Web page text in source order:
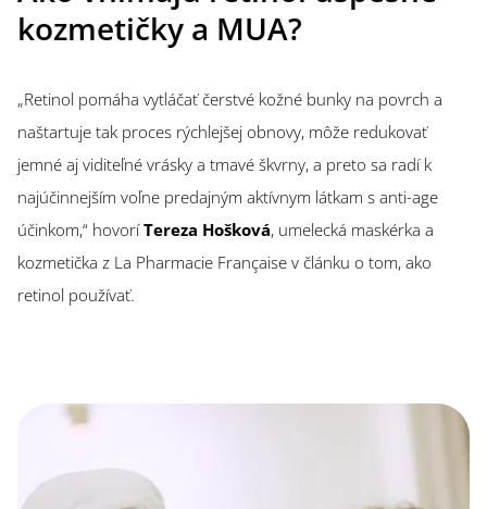
kozmetičky a MUA?
„Retinol pomáha vytláčať čerstvé kožné bunky na povrch a
naštartuje tak proces rýchlejšej obnovy, môže redukovať
jemné aj viditeľné vrásky a tmavé škvrny, a preto sa radí k
najúčinnejším voľne predajným aktívnym látkam s anti-age
účinkom,“ hovoríTereza Hošková, umelecká maskérka a
kozmetička z La Pharmacie Française v článku o tom, ako
retinol používať.